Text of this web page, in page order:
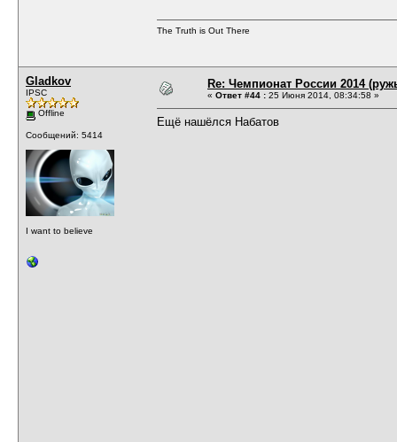
The Truth is Out There
Gladkov
IPSC
Offline
Сообщений: 5414
I want to believe
Re: Чемпионат России 2014
« Ответ #44 : 25 Июня 2014, 08:34:58 »
Ещё нашёлся Набатов